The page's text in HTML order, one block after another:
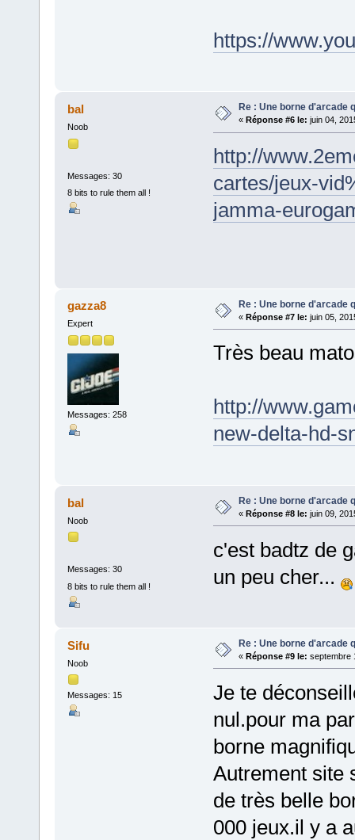
https://
bal
Noob
Messages: 30
8 bits to rule them all !
Re : Une borne d'arcade
« Réponse #6 le: juin 04,
http://
cartes/jeux-
jamma-
gazza8
Expert
Messages: 258
Re : Une borne d'arcade
« Réponse #7 le: juin 05,
Très beau
http://
new-delta-hd-
bal
Noob
Messages: 30
8 bits to rule them all !
Re : Une borne d'arcade
« Réponse #8 le: juin 09,
c'est badtz de
un peu cher...
Sifu
Noob
Messages: 15
Re : Une borne d'arcade
« Réponse #9 le: septembre
Je te
nul.pour ma
borne
Autrement site
de très belle
000 jeux.il y a